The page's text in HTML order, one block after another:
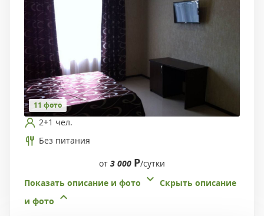
11 фото
2+1 чел.
Без питания
от 3 000 Р/сутки
Показать описание и фото
Скрыть описание
и фото